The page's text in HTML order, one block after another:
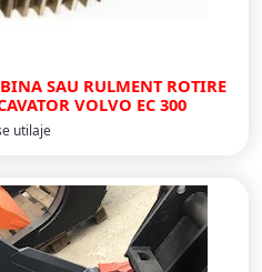
SAU RULMENT ROTIRE
VOLVO EC 300
utilaje